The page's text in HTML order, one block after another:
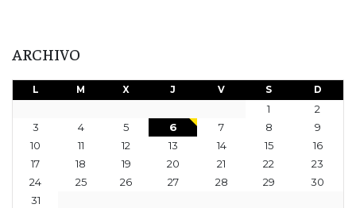
ARCHIVO
L M X J V S D
1
2
3
4 5 6 7 8
9
10
11 12 13 14 15
16
17
18 19 20 21 22
23
24
25 26 27 28 29
30
31